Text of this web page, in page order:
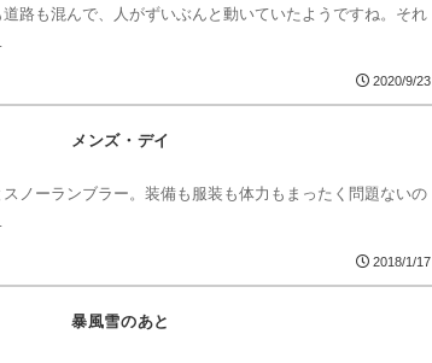
路も混んで、人がずいぶんと動いていたようですね。それ
2020/9/23
メンズ・デイ
ノーランブラー。装備も服装も体力もまったく問題ないの
2018/1/17
暴風雪のあと